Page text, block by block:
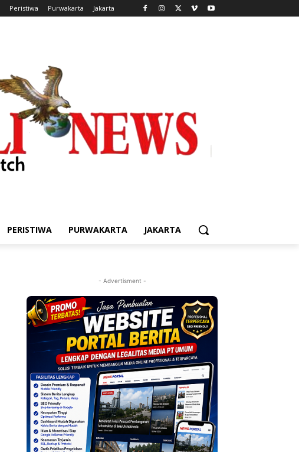
Peristiwa Purwakarta Jakarta
PERISTIWA PURWAKARTA JAKARTA
- Advertisment -